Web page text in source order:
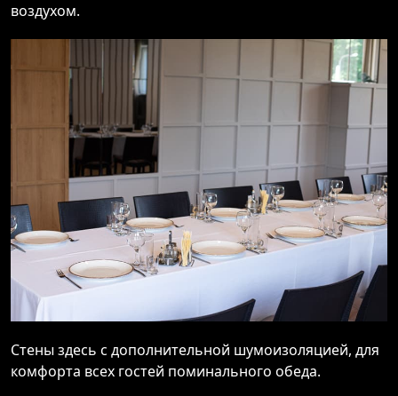
воздухом.
Стены здесь с дополнительной шумоизоляцией, для
комфорта всех гостей поминального обеда.